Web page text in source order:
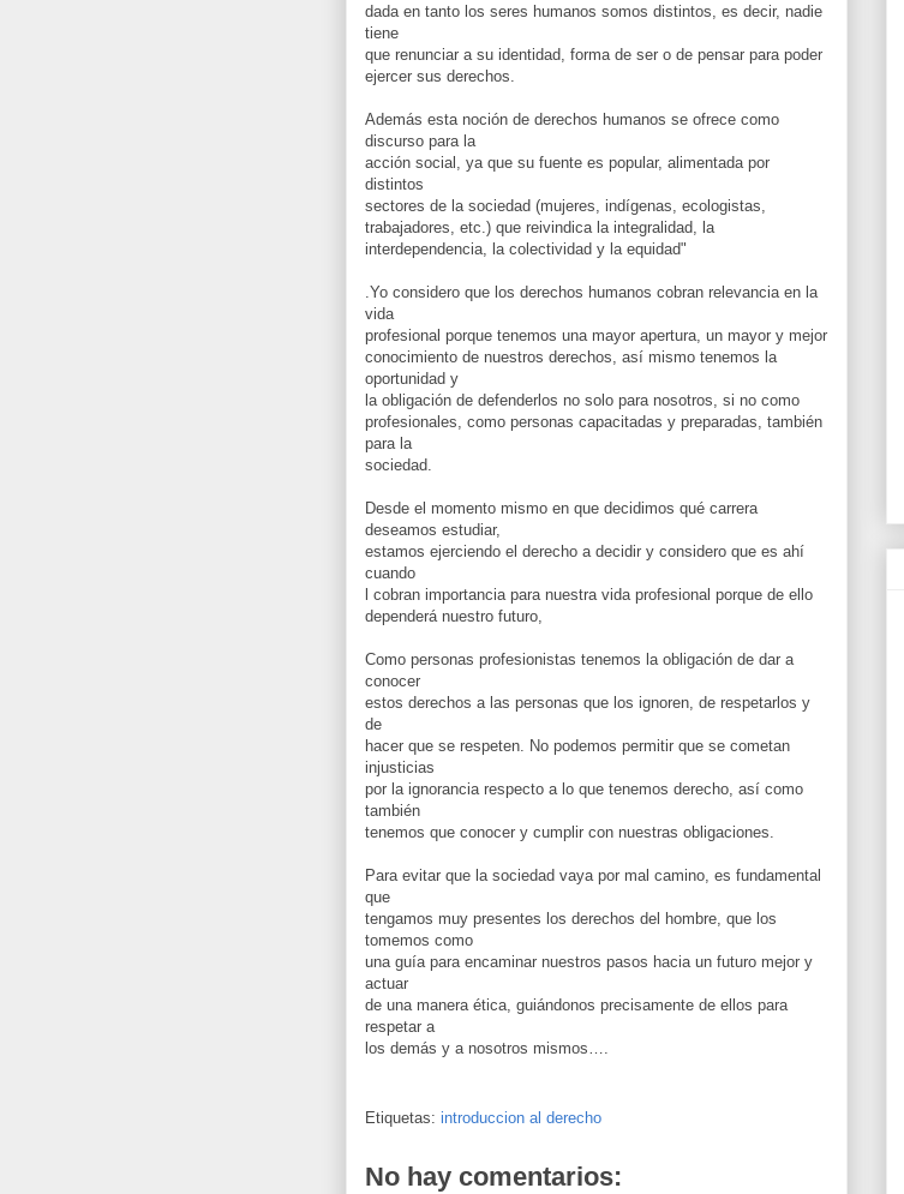
dada en tanto los seres humanos somos distintos, es decir, nadie
tiene
que renunciar a su identidad, forma de ser o de pensar para poder
ejercer sus derechos.
Además esta noción de derechos humanos se ofrece como
discurso para la
acción social, ya que su fuente es popular, alimentada por
distintos
sectores de la sociedad (mujeres, indígenas, ecologistas,
trabajadores, etc.) que reivindica la integralidad, la
interdependencia, la colectividad y la equidad"
.Yo considero que los derechos humanos cobran relevancia en la
vida
profesional porque tenemos una mayor apertura, un mayor y mejor
conocimiento de nuestros derechos, así mismo tenemos la
oportunidad y
la obligación de defenderlos no solo para nosotros, si no como
profesionales, como personas capacitadas y preparadas, también
para la
sociedad.
Desde el momento mismo en que decidimos qué carrera
deseamos estudiar,
estamos ejerciendo el derecho a decidir y considero que es ahí
cuando
l cobran importancia para nuestra vida profesional porque de ello
dependerá nuestro futuro,
Como personas profesionistas tenemos la obligación de dar a
conocer
estos derechos a las personas que los ignoren, de respetarlos y
de
hacer que se respeten. No podemos permitir que se cometan
injusticias
por la ignorancia respecto a lo que tenemos derecho, así como
también
tenemos que conocer y cumplir con nuestras obligaciones.
Para evitar que la sociedad vaya por mal camino, es fundamental
que
tengamos muy presentes los derechos del hombre, que los
tomemos como
una guía para encaminar nuestros pasos hacia un futuro mejor y
actuar
de una manera ética, guiándonos precisamente de ellos para
respetar a
los demás y a nosotros mismos….
Etiquetas: introduccion al derecho
No hay comentarios: